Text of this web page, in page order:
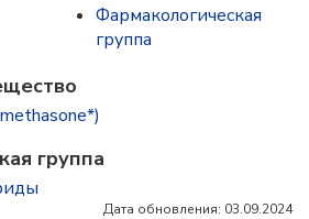
Фармакологическая
группа
группа
Дата обновления: 03.09.2024